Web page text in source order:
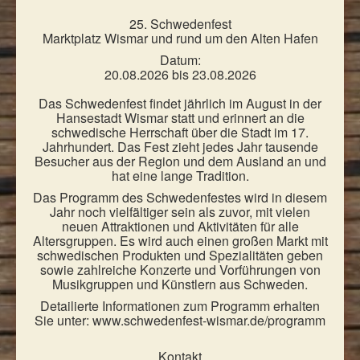
25. Schwedenfest
Marktplatz Wismar und rund um den Alten Hafen
Datum:
20.08.2026 bis 23.08.2026
Das Schwedenfest findet jährlich im August in der
Hansestadt Wismar statt und erinnert an die
schwedische Herrschaft über die Stadt im 17.
Jahrhundert. Das Fest zieht jedes Jahr tausende
Besucher aus der Region und dem Ausland an und
hat eine lange Tradition.
Das Programm des Schwedenfestes wird in diesem
Jahr noch vielfältiger sein als zuvor, mit vielen
neuen Attraktionen und Aktivitäten für alle
Altersgruppen. Es wird auch einen großen Markt mit
schwedischen Produkten und Spezialitäten geben
sowie zahlreiche Konzerte und Vorführungen von
Musikgruppen und Künstlern aus Schweden.
Detailierte Informationen zum Programm erhalten
Sie unter: www.schwedenfest-wismar.de/programm